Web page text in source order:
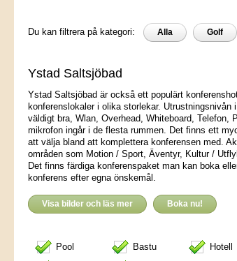
Du kan filtrera på kategori: Alla Golf
Ystad Saltsjöbad
Ystad Saltsjöbad är också ett populärt
konferenslokaler i olika storlekar. Utrustningsnivån
väldigt bra, Wlan, Overhead, Whiteboard, Telefon,
mikrofon ingår i de flesta rummen. Det finns ett
att välja bland att komplettera konferensen med.
områden som Motion / Sport, Äventyr, Kultur /
Det finns färdiga konferenspaket man kan boka
konferens efter egna önskemål.
Visa bilder och läs mer Boka nu!
Pool Bastu Hotell